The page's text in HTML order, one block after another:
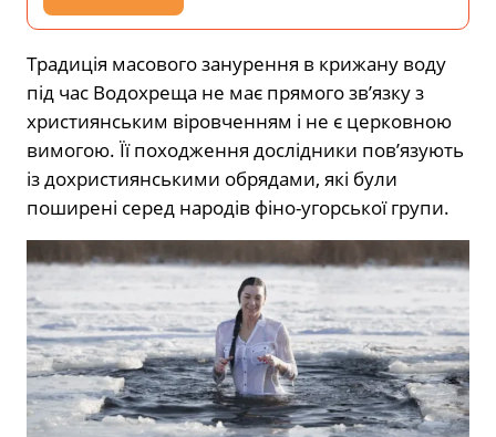
Традиція масового занурення в крижану воду
під час Водохреща не має прямого зв’язку з
християнським віровченням і не є церковною
вимогою. Її походження дослідники пов’язують
із дохристиянськими обрядами, які були
поширені серед народів фіно-угорської групи.